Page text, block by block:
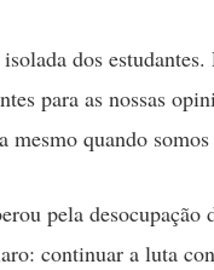
dos estudantes.
para as nossas
quando
pela desocupação
continuar a luta